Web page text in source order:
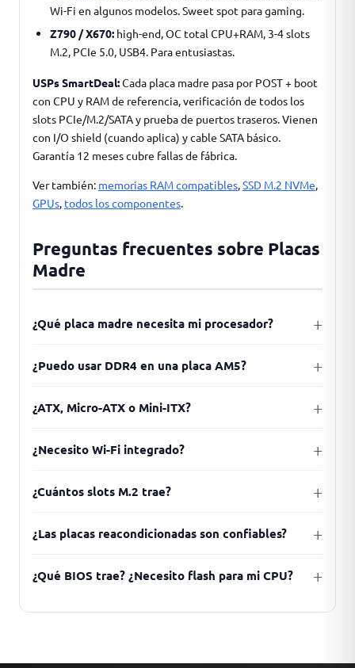
Wi-Fi en algunos modelos. Sweet spot para gaming.
Z790 / X670: high-end, OC total CPU+RAM, 3-4 slots
M.2, PCIe 5.0, USB4. Para entusiastas.
USPs SmartDeal:Cada placa madre pasa por POST + boot
con CPU y RAM de referencia, verificación de todos los
slots PCIe/M.2/SATA y prueba de puertos traseros. Vienen
con I/O shield (cuando aplica) y cable SATA básico.
Garantía 12 meses cubre fallas de fábrica.
Ver también: memorias RAM compatibles,SSD M.2 NVMe,
GPUs, todos los componentes.
Preguntas frecuentes sobre Placas
Madre
¿Qué placa madre necesita mi procesador?
¿Puedo usar DDR4 en una placa AM5?
¿ATX, Micro-ATX o Mini-ITX?
¿Necesito Wi-Fi integrado?
¿Cuántos slots M.2 trae?
¿Las placas reacondicionadas son confiables?
¿Qué BIOS trae? ¿Necesito flash para mi CPU?